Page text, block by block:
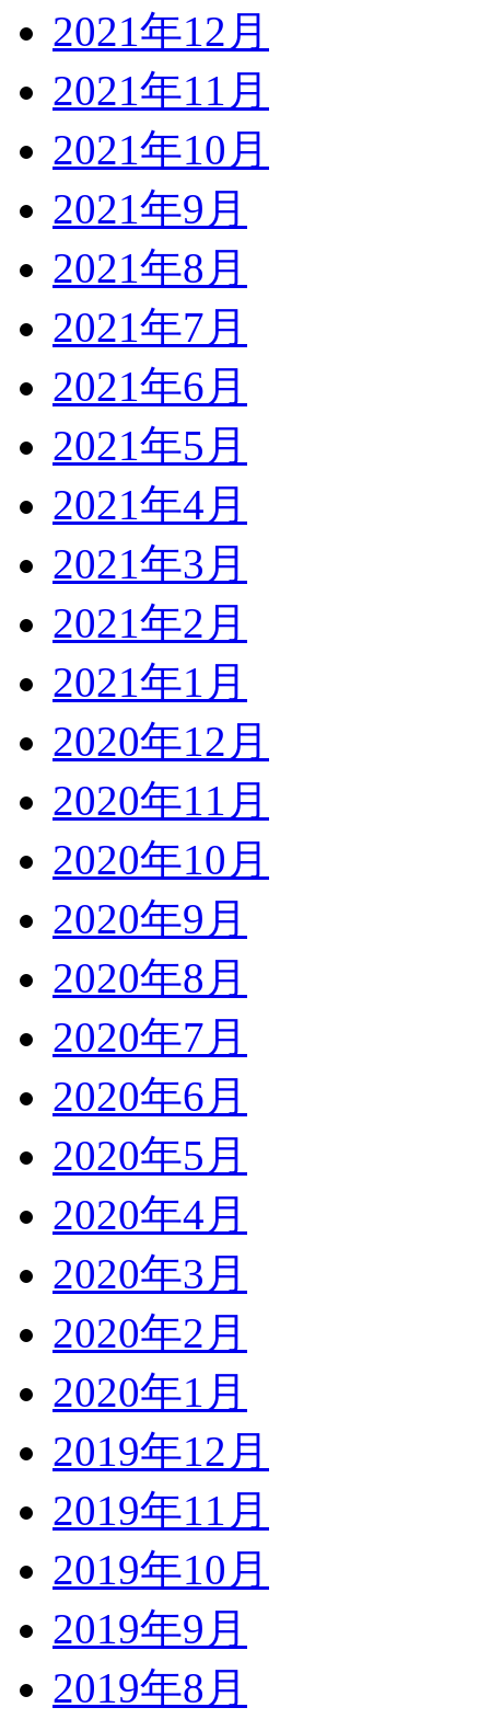
2021年12月
2021年11月
2021年10月
2021年9月
2021年8月
2021年7月
2021年6月
2021年5月
2021年4月
2021年3月
2021年2月
2021年1月
2020年12月
2020年11月
2020年10月
2020年9月
2020年8月
2020年7月
2020年6月
2020年5月
2020年4月
2020年3月
2020年2月
2020年1月
2019年12月
2019年11月
2019年10月
2019年9月
2019年8月